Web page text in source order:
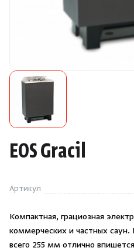
Камни для печей
Комплектующие
Запчасти
Отопление
Ароматы
EOS Gracil
Артикул
Компактная, грациозная
коммерческих и частных саун.
всего 255 мм отлично